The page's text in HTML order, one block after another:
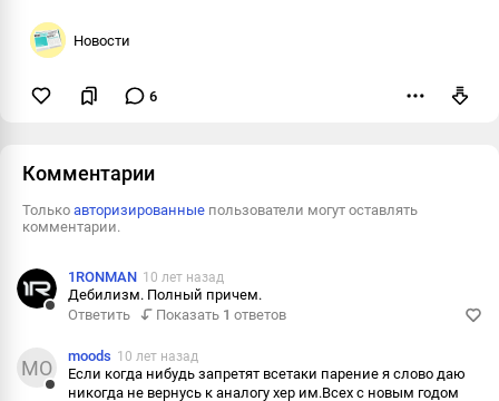
Новости
6
Комментарии
Только авторизированные пользователи могут оставлять
комментарии.
1RONMAN 10 лет назад
Дебилизм. Полный причем.
Ответить
Показать 1 ответов
MO moods 10 лет назад
Если когда нибудь запретят всетаки парение я слово даю
никогда не вернусь к аналогу хер им.Всех с новым годом
Информация